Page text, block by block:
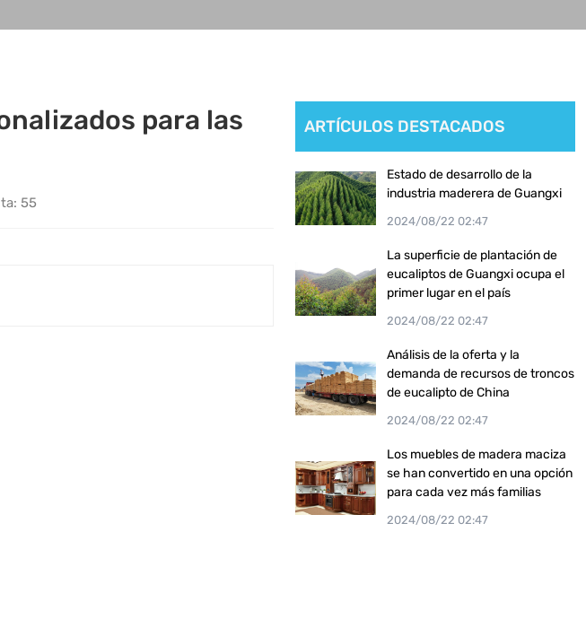
para las
55
ARTÍCULOS DESTACADOS
Estado de desarrollo de la
industria maderera de Guangxi
2024/08/22 02:47
La superficie de plantación de
eucaliptos de Guangxi ocupa el
primer lugar en el país
2024/08/22 02:47
Análisis de la oferta y la
demanda de recursos de troncos
de eucalipto de China
2024/08/22 02:47
Los muebles de madera maciza
se han convertido en una opción
para cada vez más familias
2024/08/22 02:47